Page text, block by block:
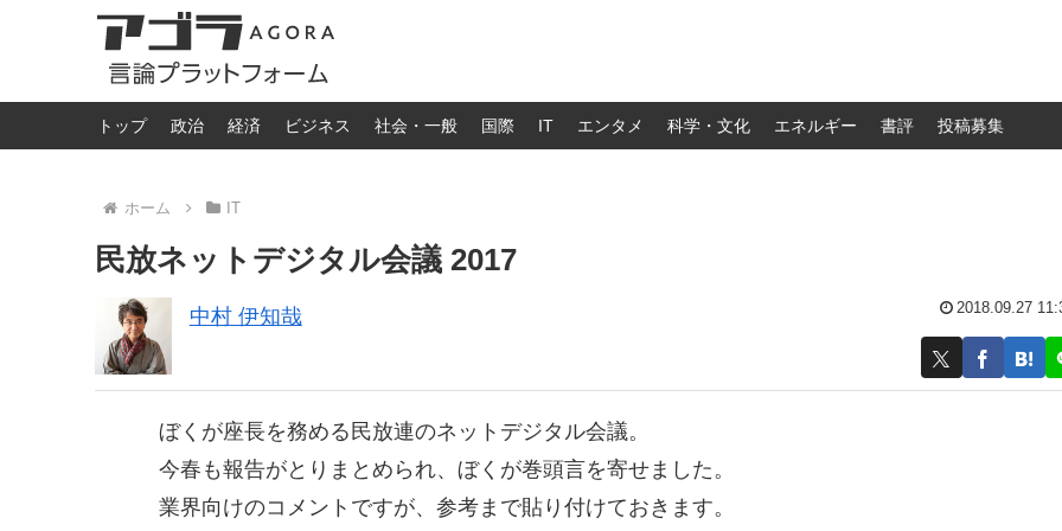
トップ 政治 経済 ビジネス 社会・一般 国際 IT エンタメ 科学・文化 エネルギー 書評 投稿募集
ホーム IT
民放ネットデジタル会議 2017
中村 伊知哉 2018.09.27
ぼくが座長を務める民放連のネットデジタル会議。
今春も報告がとりまとめられ、ぼくが巻頭言を寄せました。
業界向けのコメントですが、参考まで貼り付けておきます。